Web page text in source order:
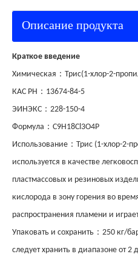
Описание продукта
Краткое введение
Химическая ： Трис(1-хлор-2-
КАС РН ： 13674-84-5
ЭИНЭКС ： 228-150-4
Формула ： C9H18Cl3O4P
Использование ： Трис (1-хлор-2-
используется в качестве
пластмассовых и резиновых
кислорода в зону горения во
распространения пламени и
Упаковать и сохранить ： 250 кг/
следует хранить в диапазоне от 2